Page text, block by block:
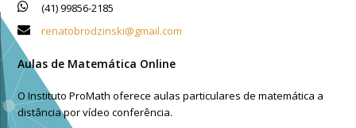
(41) 99856-2185
renatobrodzinski@gmail.com
Aulas de Matemática Online
O Instituto ProMath oferece aulas particulares de matemática a
distância por vídeo conferência.